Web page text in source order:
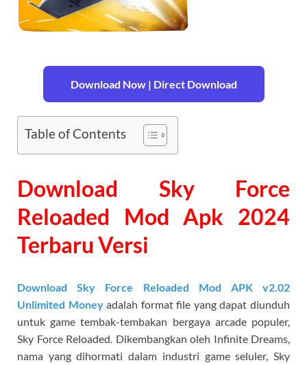
Download Now | Direct Download
Table of Contents
Download Sky Force
Reloaded Mod Apk 2024
Terbaru Versi
Download Sky Force Reloaded Mod APK v2.02
Unlimited Moneyadalah format file yang dapat diunduh
untuk game tembak-tembakan bergaya arcade populer,
Sky Force Reloaded. Dikembangkan oleh Infinite Dreams,
nama yang dihormati dalam industri game seluler, Sky